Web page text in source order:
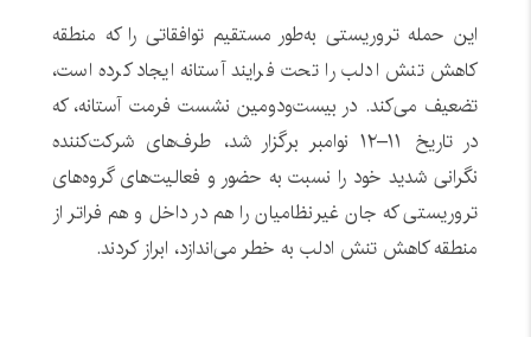
این حمله تروریستی به‌طور مستقیم توافقاتی را که منطقه
کاهش تنش ادلب را تحت فرایند آستانه ایجاد کرده است،
تضعیف می‌کند. در بیست‌ودومین نشست فرمت آستانه، که
در تاریخ ۱۱–۱۲ نوامبر برگزار شد، طرف‌های شرکت‌کننده
نگرانی شدید خود را نسبت به حضور و فعالیت‌های گروه‌های
تروریستی که جان غیرنظامیان را هم در داخل و هم فراتر از
منطقه کاهش تنش ادلب به خطر می‌اندازد، ابراز کردند.